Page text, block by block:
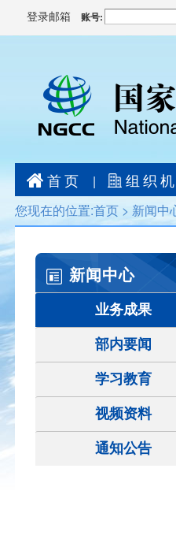
登录邮箱 账号:
首页 | 组织
您现在的位置:首页 > 新闻中
新闻中心
业务成果
部内要闻
学习教育
视频资料
通知公告